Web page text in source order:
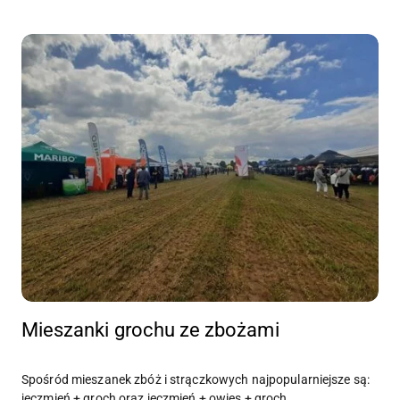
Mieszanki grochu ze zbożami
Spośród mieszanek zbóż i strączkowych najpopularniejsze są: